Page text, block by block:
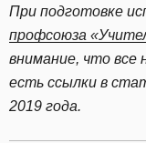
При подготовке
профсоюза
внимание, что
есть ссылки в
2019 года.